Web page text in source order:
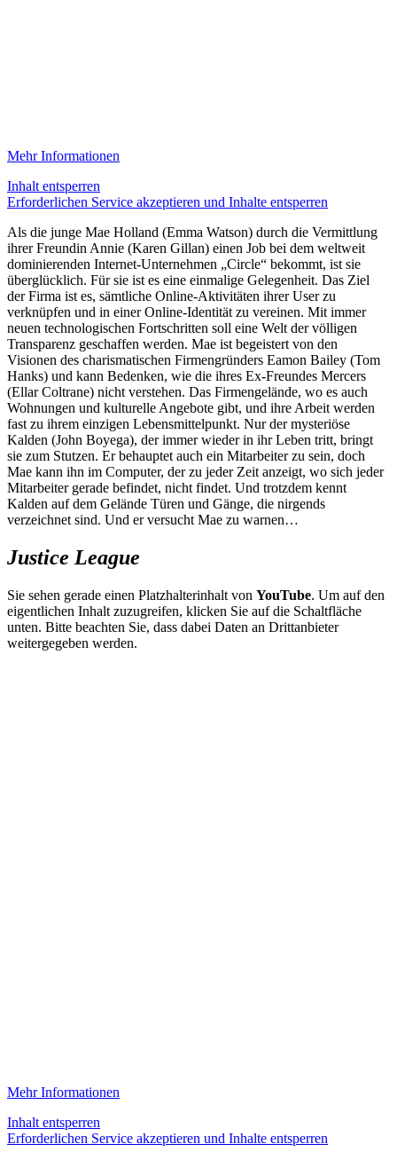
Mehr Informationen
Inhalt entsperren
Erforderlichen Service akzeptieren und Inhalte entsperren
Als die junge Mae Holland (Emma Watson) durch die Vermittlung
ihrer Freundin Annie (Karen Gillan) einen Job bei dem weltweit
dominierenden Internet-Unternehmen „Circle“ bekommt, ist sie
überglücklich. Für sie ist es eine einmalige Gelegenheit. Das Ziel
der Firma ist es, sämtliche Online-Aktivitäten ihrer User zu
verknüpfen und in einer Online-Identität zu vereinen. Mit immer
neuen technologischen Fortschritten soll eine Welt der völligen
Transparenz geschaffen werden. Mae ist begeistert von den
Visionen des charismatischen Firmengründers Eamon Bailey (Tom
Hanks) und kann Bedenken, wie die ihres Ex-Freundes Mercers
(Ellar Coltrane) nicht verstehen. Das Firmengelände, wo es auch
Wohnungen und kulturelle Angebote gibt, und ihre Arbeit werden
fast zu ihrem einzigen Lebensmittelpunkt. Nur der mysteriöse
Kalden (John Boyega), der immer wieder in ihr Leben tritt, bringt
sie zum Stutzen. Er behauptet auch ein Mitarbeiter zu sein, doch
Mae kann ihn im Computer, der zu jeder Zeit anzeigt, wo sich jeder
Mitarbeiter gerade befindet, nicht findet. Und trotzdem kennt
Kalden auf dem Gelände Türen und Gänge, die nirgends
verzeichnet sind. Und er versucht Mae zu warnen…
Justice League
Sie sehen gerade einen Platzhalterinhalt von YouTube. Um auf den
eigentlichen Inhalt zuzugreifen, klicken Sie auf die Schaltfläche
unten. Bitte beachten Sie, dass dabei Daten an Drittanbieter
weitergegeben werden.
Mehr Informationen
Inhalt entsperren
Erforderlichen Service akzeptieren und Inhalte entsperren